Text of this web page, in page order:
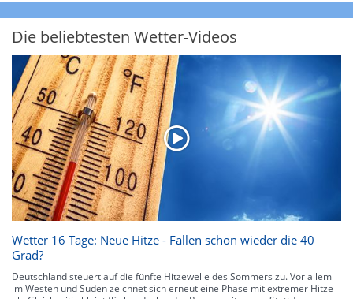
Die beliebtesten Wetter-Videos
Wetter 16 Tage: Neue Hitze - Fallen schon wieder die 40
Grad?
Deutschland steuert auf die fünfte Hitzewelle des Sommers zu. Vor allem
im Westen und Süden zeichnet sich erneut eine Phase mit extremer Hitze